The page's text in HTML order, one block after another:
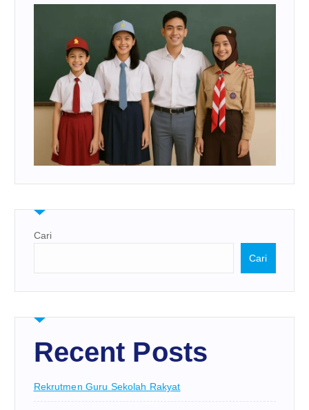
Cari
Cari
Recent Posts
Rekrutmen Guru Sekolah Rakyat